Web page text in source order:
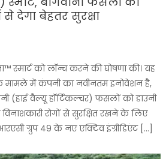
देगा बेहतर सुरक्षा
स्मार्ट को लॉन्च करने की घोषणा की। यह
में कंपनी का नवीनतम इनोवेशन है,
(हाई वैल्यू हॉर्टिकल्चर) फसलों को डाउनी
रोगों से सुरक्षित रखने के लिए
ग्रुप 49 के नए एक्टिव इंग्रीडिएंट […]